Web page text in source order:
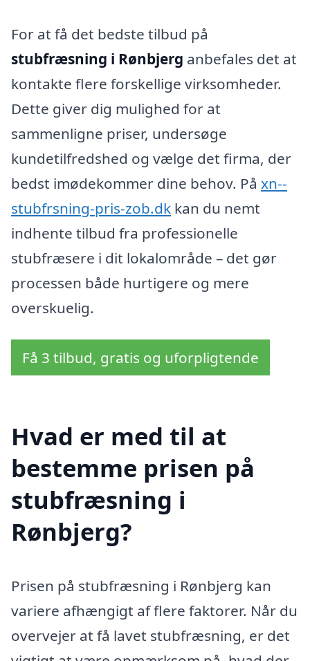
For at få det bedste tilbud på
stubfræsning i Rønbjerg anbefales det at
kontakte flere forskellige virksomheder.
Dette giver dig mulighed for at
sammenligne priser, undersøge
kundetilfredshed og vælge det firma, der
bedst imødekommer dine behov. På xn--
stubfrsning-pris-zob.dk kan du nemt
indhente tilbud fra professionelle
stubfræsere i dit lokalområde – det gør
processen både hurtigere og mere
overskuelig.
Få 3 tilbud, gratis og uforpligtende
Hvad er med til at
bestemme prisen på
stubfræsning i
Rønbjerg?
Prisen på stubfræsning i Rønbjerg kan
variere afhængigt af flere faktorer. Når du
overvejer at få lavet stubfræsning, er det